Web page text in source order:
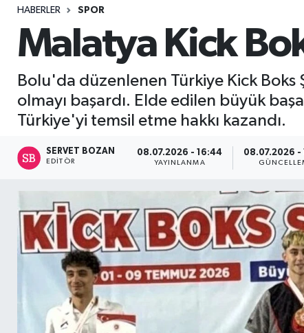
HABERLER SPOR
Malatya Kick
Bolu'da düzenlenen Türkiye Kick
olmayı başardı. Elde edilen büyük
Türkiye'yi temsil etme hakkı kazandı.
SERVET BOZAN
EDITÖR
08.07.2026 - 16:44
YAYINLANMA
08.07.2026 -
Seri İlan
Siyaset
Spor
Yaşam